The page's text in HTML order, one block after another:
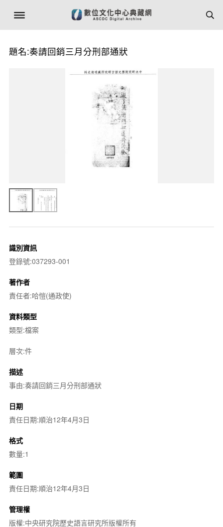
題名:奏請回銷三月分刑部通狀
識別資訊
登錄號:037293-001
著作者
責任者:哈愷(通政使)
資料類型
類型:檔案
層次:件
描述
事由:奏請回銷三月分刑部通狀
日期
責任日期:順治12年4月3日
格式
數量:1
範圍
責任日期:順治12年4月3日
管理權
版權:中央研究院歷史語言研究所版權所有